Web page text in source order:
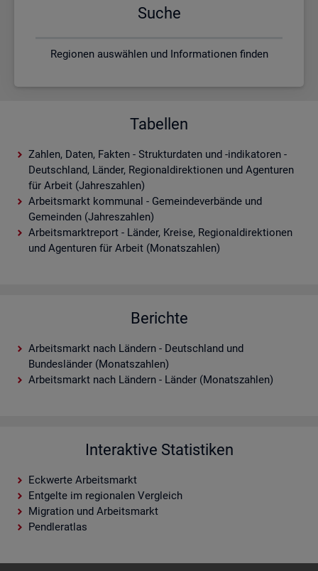
Suche
Regionen auswählen und Informationen finden
Tabellen
Zahlen, Daten, Fakten - Strukturdaten und -indikatoren -
Deutschland, Länder, Regionaldirektionen und Agenturen
für Arbeit (Jahreszahlen)
Arbeitsmarkt kommunal - Gemeindeverbände und
Gemeinden (Jahreszahlen)
Arbeitsmarktreport - Länder, Kreise, Regionaldirektionen
und Agenturen für Arbeit (Monatszahlen)
Berichte
Arbeitsmarkt nach Ländern - Deutschland und
Bundesländer (Monatszahlen)
Arbeitsmarkt nach Ländern - Länder (Monatszahlen)
Interaktive Statistiken
Eckwerte Arbeitsmarkt
Entgelte im regionalen Vergleich
Migration und Arbeitsmarkt
Pendleratlas